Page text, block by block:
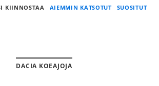
KIINNOSTAA AIEMMIN KATSOTUT SUOSITUT
DACIA KOEAJOJA